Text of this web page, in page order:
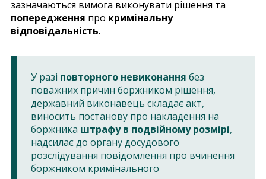
зазначаються вимога виконувати рішення та
попередження про кримінальну
відповідальність.
У разі повторного невиконання без
поважних причин боржником рішення,
державний виконавець складає акт,
виносить постанову про накладення на
боржника штрафу в подвійному розмірі,
надсилає до органу досудового
розслідування повідомлення про вчинення
боржником кримінального